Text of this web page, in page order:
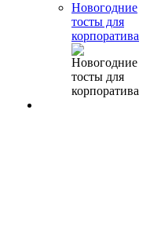
Новогодние
тосты для
корпоратива